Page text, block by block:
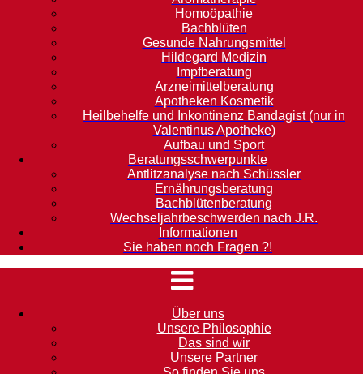
Homoöpathie
Bachblüten
Gesunde Nahrungsmittel
Hildegard Medizin
Impfberatung
Arzneimittelberatung
Apotheken Kosmetik
Heilbehelfe und Inkontinenz Bandagist (nur in
Valentinus Apotheke)
Aufbau und Sport
Beratungsschwerpunkte
Antlitzanalyse nach Schüssler
Ernährungsberatung
Bachblütenberatung
Wechseljahrbeschwerden nach J.R.
Informationen
Sie haben noch Fragen ?!
Über uns
Unsere Philosophie
Das sind wir
Unsere Partner